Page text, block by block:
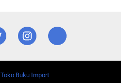
Toko Buku Import